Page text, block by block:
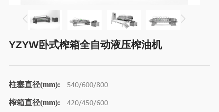
YZYW卧式榨箱全自动液压榨油机
柱塞直径(mm): 540/600/800
榨箱直径(mm): 420/450/600